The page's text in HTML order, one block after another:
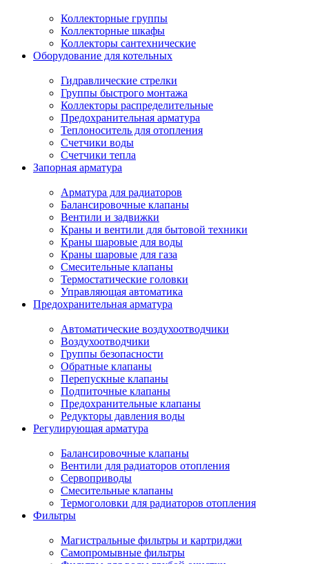
Коллекторные группы
Коллекторные шкафы
Коллекторы сантехнические
Оборудование для котельных
Гидравлические стрелки
Группы быстрого монтажа
Коллекторы распределительные
Предохранительная арматура
Теплоноситель для отопления
Счетчики воды
Счетчики тепла
Запорная арматура
Арматура для радиаторов
Балансировочные клапаны
Вентили и задвижки
Краны и вентили для бытовой техники
Краны шаровые для воды
Краны шаровые для газа
Смесительные клапаны
Термостатические головки
Управляющая автоматика
Предохранительная арматура
Автоматические воздухоотводчики
Воздухоотводчики
Группы безопасности
Обратные клапаны
Перепускные клапаны
Подпиточные клапаны
Предохранительные клапаны
Редукторы давления воды
Регулирующая арматура
Балансировочные клапаны
Вентили для радиаторов отопления
Сервоприводы
Смесительные клапаны
Термоголовки для радиаторов отопления
Фильтры
Магистральные фильтры и картриджи
Самопромывные фильтры